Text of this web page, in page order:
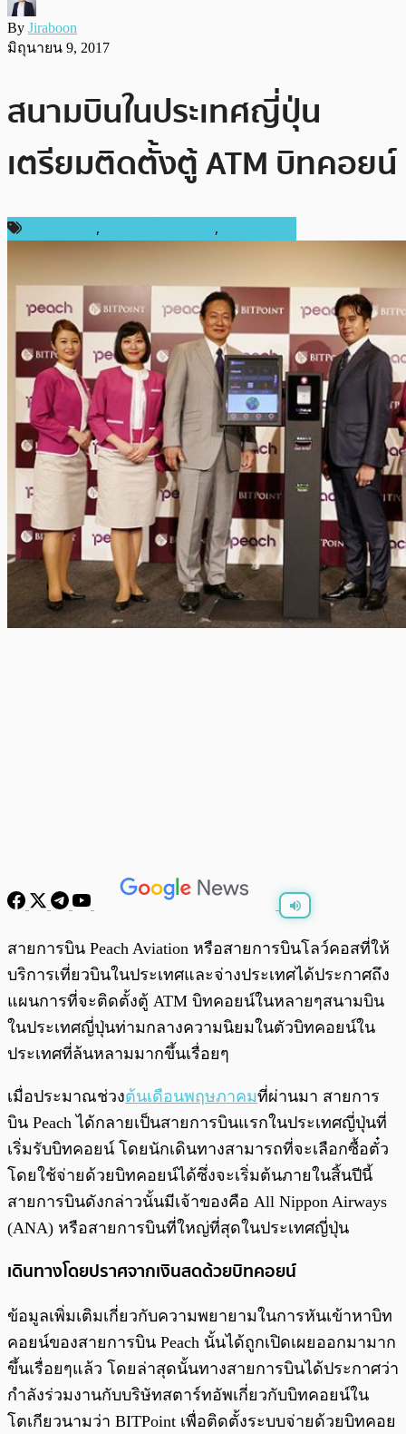
By Jiraboon
มิถุนายน 9, 2017
สนามบินในประเทศญี่ปุ่น
เตรียมติดตั้งตู้ ATM บิทคอยน์
, ,
พร้อมเล่น 0:00/ 0:00
สายการบิน Peach Aviation หรือสายการบินโลว์คอสที่ให้
บริการเที่ยวบินในประเทศและจ่างประเทศได้ประกาศถึง
แผนการที่จะติดตั้งตู้ ATM บิทคอยน์ในหลายๆสนามบิน
ในประเทศญี่ปุ่นท่ามกลางความนิยมในตัวบิทคอยน์ใน
ประเทศที่ล้นหลามมากขึ้นเรื่อยๆ
เมื่อประมาณช่วงต้นเดือนพฤษภาคมที่ผ่านมา สายการ
บิน Peach ได้กลายเป็นสายการบินแรกในประเทศญี่ปุ่นที่
เริ่มรับบิทคอยน์ โดยนักเดินทางสามารถที่จะเลือกซื้อตั๋ว
โดยใช้จ่ายด้วยบิทคอยน์ได้ซึ่งจะเริ่มต้นภายในสิ้นปีนี้
สายการบินดังกล่าวนั้นมีเจ้าของคือ All Nippon Airways
(ANA) หรือสายการบินที่ใหญ่ที่สุดในประเทศญี่ปุ่น
เดินทางโดยปราศจากเงินสดด้วยบิทคอยน์
ข้อมูลเพิ่มเติมเกี่ยวกับความพยายามในการหันเข้าหาบิท
คอยน์ของสายการบิน Peach นั้นได้ถูกเปิดเผยออกมามาก
ขึ้นเรื่อยๆแล้ว โดยล่าสุดนั้นทางสายการบินได้ประกาศว่า
กำลังร่วมงานกับบริษัทสตาร์ทอัพเกี่ยวกับบิทคอยน์ใน
โตเกียวนามว่า BITPoint เพื่อติดตั้งระบบจ่ายด้วยบิทคอย